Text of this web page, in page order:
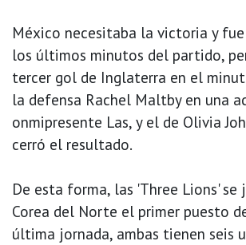
México necesitaba la victoria y
los últimos minutos del partido,
tercer gol de Inglaterra en el
la defensa Rachel Maltby en una
onmipresente Las, y el de Olivia
cerró el resultado.
De esta forma, las 'Three Lions' se
Corea del Norte el primer puesto
última jornada, ambas tienen seis